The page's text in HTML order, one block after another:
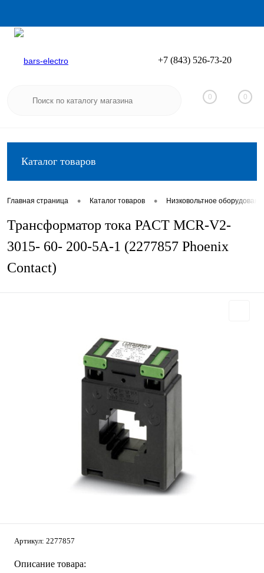
Вход
+7 (843) 526-73-20
0 0
Каталог товаров
Главная страница • Каталог товаров • Низковольтное
Трансформатор тока PACT MCR-V2-
3015- 60- 200-5A-1 (2277857 Phoenix
Contact)
Артикул: 2277857
Описание товара: